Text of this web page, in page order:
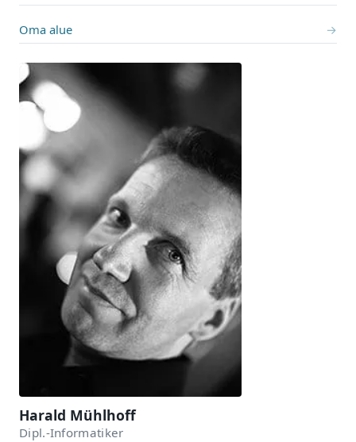
Oma alue →
Harald Mühlhoff
Dipl.-Informatiker